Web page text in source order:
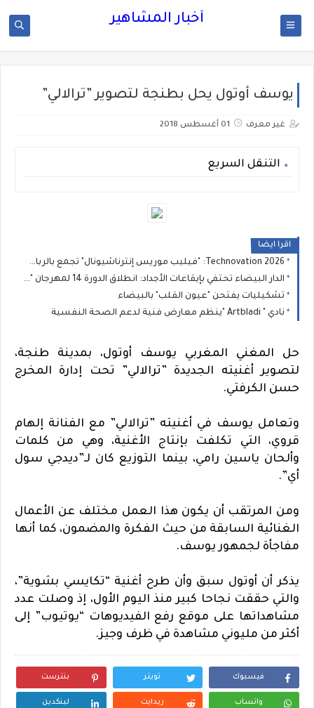
أخبار المشاهير
يوسف أوتول يحل بطنجة لتصوير ”ترالالي”
غير معرف 01 أغسطس 2018
التنقل السريع
اقرا ايضا
2026 Technovation: "فيليب موريس إنترناشيونال" تجمع بالرباط خبراء دوليين لتسريع الحوار حول الابتكار والعلم والصحة العامة
الدار البيضاء تحتفي بإيقاعات الأجداد: انطلاق الدورة 14 لمهرجان "نجوم كناوة" بحضور جماهيري غفير
تشكيليات يفتحن "عيون القلب" بالبيضاء
نادي " Artbladi "ينظم معارض فنية لدعم الصحة النفسية
حل المغني المغربي يوسف أوتول، بمدينة طنجة،
لتصوير أغنيته الجديدة ”ترالالي” تحت إدارة المخرج
حسن الكرفتي.
وتعامل يوسف في أغنيته ”ترالالي” مع الفنانة إلهام
قروي، التي تكلفت بإنتاج الأغنية، وهي من كلمات
وألحان ياسين رامي، بينما التوزيع كان لـ”ديدجي سول
أي”.
ومن المرتقب أن يكون هذا العمل مختلف عن الأعمال
الغنائية السابقة من حيث الفكرة والمضمون، كما أنها
مفاجأة لجمهور يوسف.
يذكر أن أوتول سبق وأن طرح أغنية “تكايسي بشوية”،
والتي حققت نجاحا كبير منذ اليوم الأول، إذ وصلت عدد
مشاهداتها على موقع رفع الفيديوهات “يوتيوب” إلى
أكثر من مليوني مشاهدة في ظرف وجيز.
فيسبوك تويتر بنترست
واتساب ريدايت لينكدين